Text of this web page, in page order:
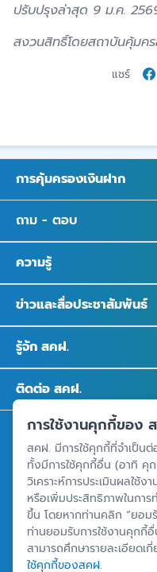
ปรับปรุงล่าสุด 9 ม.ค.
สงวนสิทธิ์โดยสถาบันคุ้มค
แชร์
การคุ้มครองเงินฝาก
ถาม - ตอบ
ความรู้
ข่าวและสื่อประชาสัมพันธ์
รู้จัก สคฝ.
ติดต่อ สคฝ.
สถาบันคุ้มครองเงินฝาก
อาคารเอสเจ อินฟินิท วัน บิ
ถนนวิภาวดีรังสิต แขวงจอม
ศูนย์ข้อมูลคุ้มครองเงินฝาก
การใช้งานคุกกี้ของ
สคฝ. มีการใช้คุกกี้ที่จำเป็นต่
ทั้งมีการใช้คุกกี้อื่น (อาทิ คุ
วิเคราะห์การประเมินผลใช้
หรือเพิ่มประสิทธิภาพในการ
ขึ้น โดยหากท่านคลิก “ยอม
ท่านยอมรับการใช้งานคุกกี้
สามารถศึกษารายละเอียดเ
ใช้คุกกี้ของสคฝ.